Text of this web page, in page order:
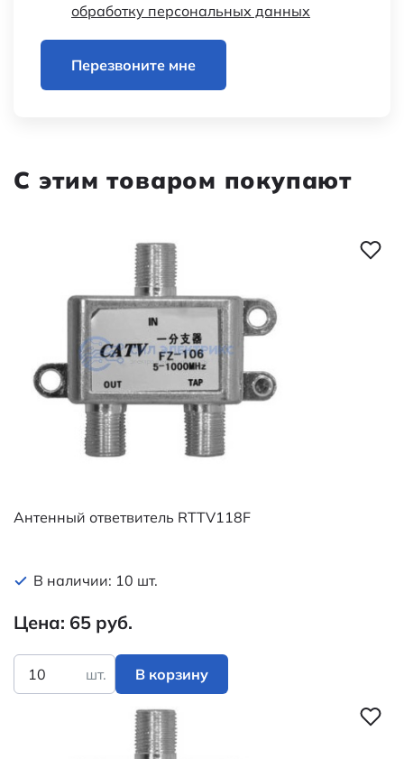
обработку персональных данных
Перезвоните мне
С этим товаром покупают
Антенный ответвитель RTTV118F
В наличии: 10 шт.
Цена: 65 руб.
шт. В корзину